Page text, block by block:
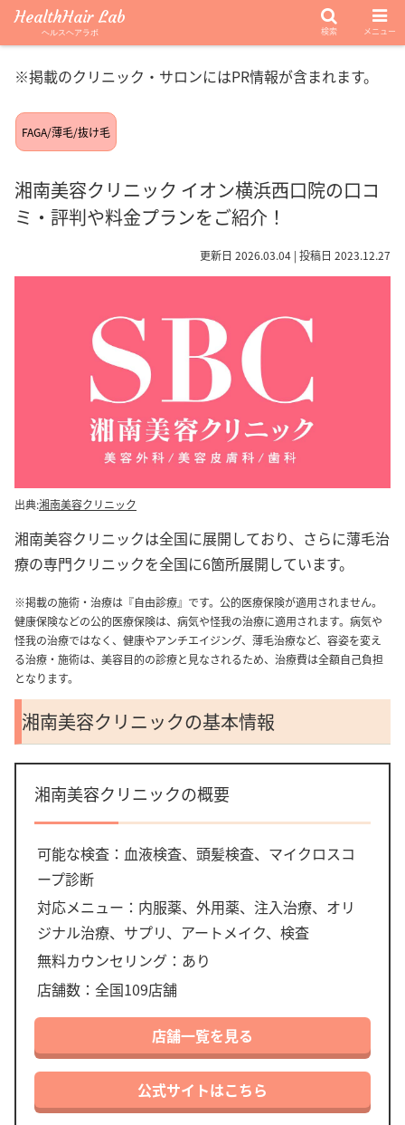
※掲載のクリニック・サロンにはPR情報が含まれます。
FAGA/薄毛/抜け毛
湘南美容クリニック イオン横浜西口院の口コ
ミ・評判や料金プランをご紹介！
更新日 2026.03.04 | 投稿日 2023.12.27
出典:湘南美容クリニック
湘南美容クリニックは全国に展開しており、さらに薄毛治
療の専門クリニックを全国に6箇所展開しています。
※掲載の施術・治療は『自由診療』です。公的医療保険が適用されません。
健康保険などの公的医療保険は、病気や怪我の治療に適用されます。病気や
怪我の治療ではなく、健康やアンチエイジング、薄毛治療など、容姿を変え
る治療・施術は、美容目的の診療と見なされるため、治療費は全額自己負担
となります。
湘南美容クリニックの基本情報
湘南美容クリニックの概要
可能な検査：血液検査、頭髪検査、マイクロスコ
ープ診断
対応メニュー：内服薬、外用薬、注入治療、オリ
ジナル治療、サプリ、アートメイク、検査
無料カウンセリング：あり
店舗数：全国109店舗
店舗一覧を見る
公式サイトはこちら
HealthHair Lab
ヘルスヘアラボ 検索 メニュー